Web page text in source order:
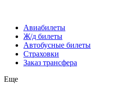
Авиабилеты
Ж/д билеты
Автобусные билеты
Страховки
Заказ трансфера
Еще